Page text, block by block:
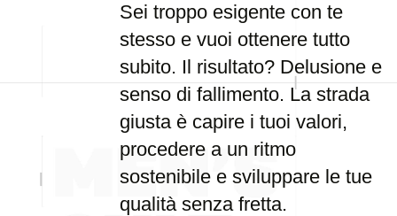
Sei troppo esigente con te
stesso e vuoi ottenere tutto
subito. Il risultato? Delusione e
senso di fallimento. La strada
giusta è capire i tuoi valori,
procedere a un ritmo
sostenibile e sviluppare le tue
qualità senza fretta.